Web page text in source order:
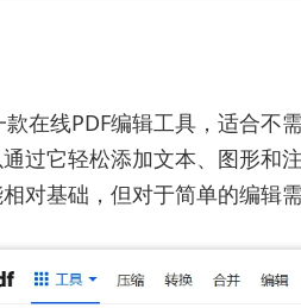
在线PDF编辑工具，适合不
过它轻松添加文本、图形和
对基础，但对于简单的编辑需